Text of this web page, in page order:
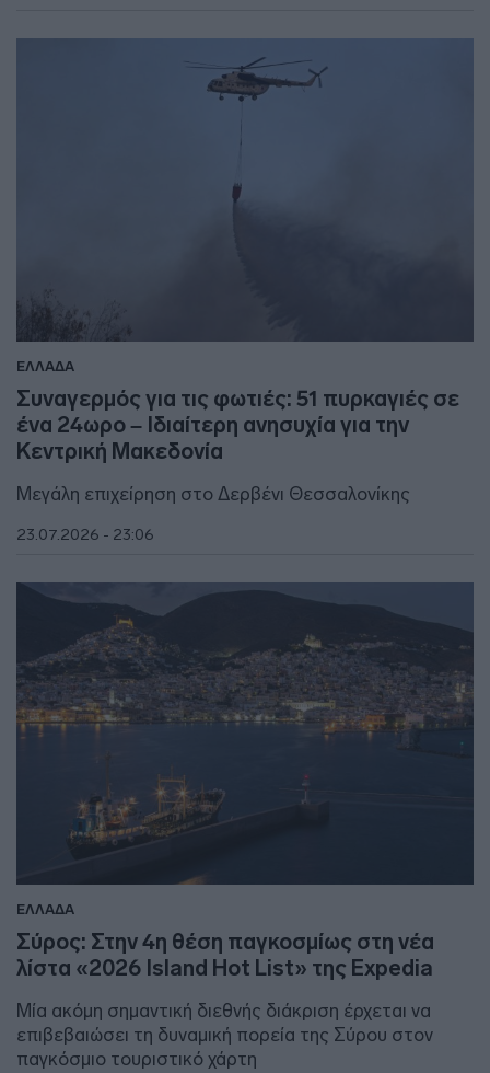
ΕΛΛΑΔΑ
Συναγερμός για τις φωτιές: 51 πυρκαγιές σε
ένα 24ωρο – Ιδιαίτερη ανησυχία για την
Κεντρική Μακεδονία
Μεγάλη επιχείρηση στο Δερβένι Θεσσαλονίκης
23.07.2026 - 23:06
ΕΛΛΑΔΑ
Σύρος: Στην 4η θέση παγκοσμίως στη νέα
λίστα «2026 Island Hot List» της Expedia
Μία ακόμη σημαντική διεθνής διάκριση έρχεται να
επιβεβαιώσει τη δυναμική πορεία της Σύρου στον
παγκόσμιο τουριστικό χάρτη